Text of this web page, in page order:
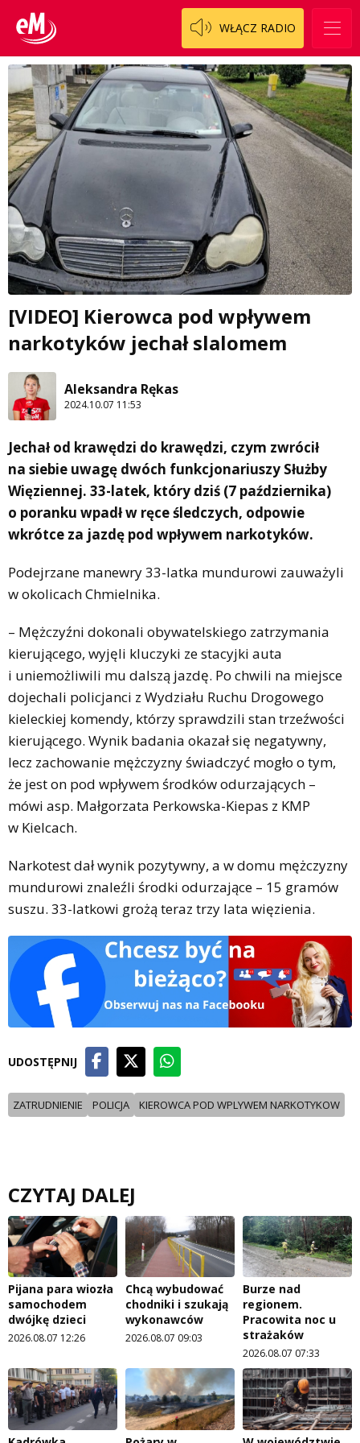
WŁĄCZ RADIO
[VIDEO] Kierowca pod wpływem
narkotyków jechał slalomem
Aleksandra Rękas
2024.10.07 11:53
Jechał od krawędzi do krawędzi, czym zwrócił
na siebie uwagę dwóch funkcjonariuszy Służby
Więziennej. 33-latek, który dziś (7 października)
o poranku wpadł w ręce śledczych, odpowie
wkrótce za jazdę pod wpływem narkotyków.
Podejrzane manewry 33-latka mundurowi zauważyli
w okolicach Chmielnika.
– Mężczyźni dokonali obywatelskiego zatrzymania
kierującego, wyjęli kluczyki ze stacyjki auta
i uniemożliwili mu dalszą jazdę. Po chwili na miejsce
dojechali policjanci z Wydziału Ruchu Drogowego
kieleckiej komendy, którzy sprawdzili stan trzeźwości
kierującego. Wynik badania okazał się negatywny,
lecz zachowanie mężczyzny świadczyć mogło o tym,
że jest on pod wpływem środków odurzających –
mówi asp. Małgorzata Perkowska-Kiepas z KMP
w Kielcach.
Narkotest dał wynik pozytywny, a w domu mężczyzny
mundurowi znaleźli środki odurzające – 15 gramów
suszu. 33-latkowi grożą teraz trzy lata więzienia.
UDOSTĘPNIJ
ZATRUDNIENIE POLICJA KIEROWCA POD WPLYWEM NARKOTYKOW
CZYTAJ DALEJ
Pijana para wiozła
samochodem
dwójkę dzieci
2026.08.07 12:26
Chcą wybudować
chodniki i szukają
wykonawców
2026.08.07 09:03
Burze nad
regionem.
Pracowita noc u
strażaków
2026.08.07 07:33